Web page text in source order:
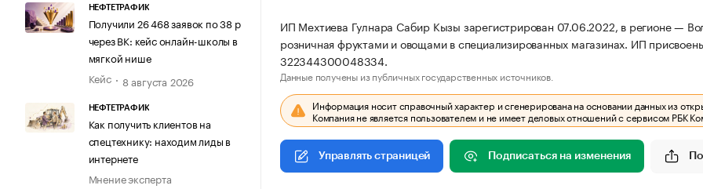
НЕФТЕТРАФИК
Получили 26 468 заявок по 38 р
через ВК: кейс онлайн-школы в
мягкой нише
Кейс
8 августа 2026
НЕФТЕТРАФИК
Как получить клиентов на
спецтехнику: находим лиды в
интернете
Мнение эксперта
ИП Мехтиева Гулнара Сабир Кызы зарегистрирован 07.06.2022, в регионе —
розничная фруктами и овощами в специализированных магазинах. ИП
322344300048334.
Данные получены из публичных государственных источников.
Информация носит справочный характер и сгенерирована на основании данных из
Компания не является пользователем и не имеет деловых отношений с сервисом РБК
Управлять страницей Подписаться на изменения